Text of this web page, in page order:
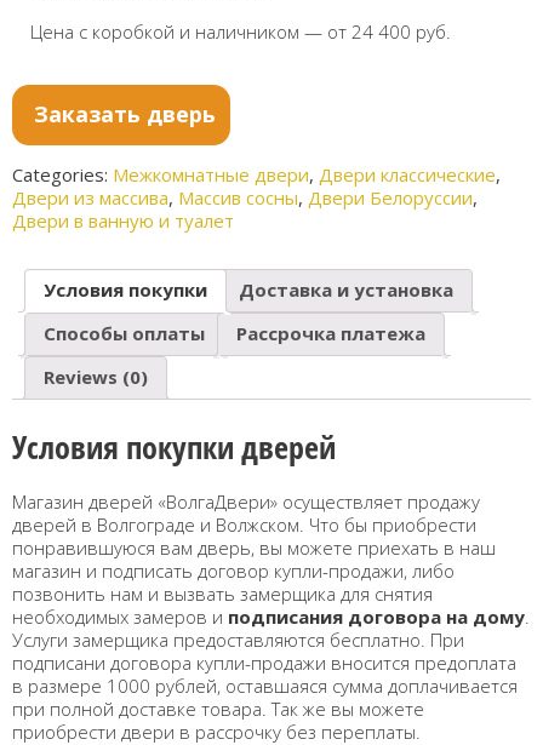
Цена с коробкой и наличником — от 24 400 руб.
Заказать дверь
Categories: Межкомнатные двери, Двери классические,
Двери из массива, Массив сосны, Двери Белоруссии,
Двери в ванную и туалет
Условия покупки
Доставка и установка
Способы оплаты
Рассрочка платежа
Reviews (0)
Условия покупки дверей
Магазин дверей «ВолгаДвери» осуществляет продажу
дверей в Волгограде и Волжском. Что бы приобрести
понравившуюся вам дверь, вы можете приехать в наш
магазин и подписать договор купли-продажи, либо
позвонить нам и вызвать замерщика для снятия
необходимых замеров и подписания договора на дому
Услуги замерщика предоставляются бесплатно. При
подписани договора купли-продажи вносится предоплата
в размере 1000 рублей, оставшаяся сумма доплачивается
при полной доставке товара. Так же вы можете
приобрести двери в рассрочку без переплаты.